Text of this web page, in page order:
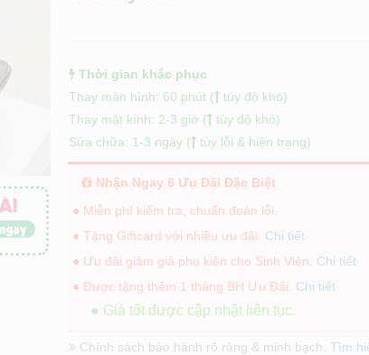
Thời gian khắc phục
Thay màn hình: 60 phút (
tùy độ khó)
Thay mặt kính: 2-3 giờ (
tùy độ khó)
Sửa chữa: 1-3 ngày (
tùy lỗi & hiện trạng)
Nhận Ngay 6 Ưu Đãi Đặc Biệt
● Miễn phí kiểm tra, chuẩn đoán lỗi.
● Tặng Giftcard với nhiều ưu đãi. Chi tiết
● Ưu đãi giảm giá phụ kiện cho Sinh Viên. Chi tiết
● Được tặng thêm 1 tháng BH Ưu Đãi. Chi tiết
● Giá tốt được cập nhật liên tục.
Chính sách bảo hành rõ ràng & minh bạch.Tìm